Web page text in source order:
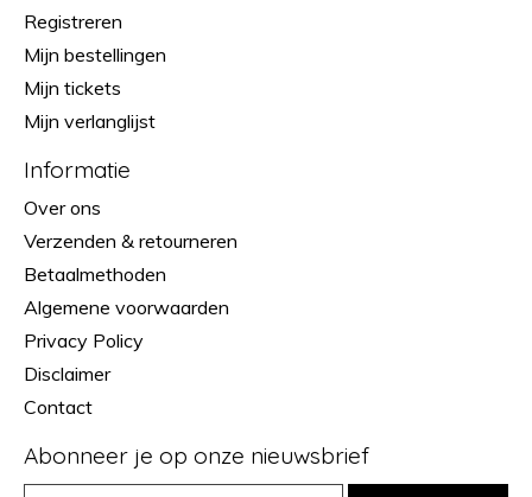
Registreren
Mijn bestellingen
Mijn tickets
Mijn verlanglijst
Informatie
Over ons
Verzenden & retourneren
Betaalmethoden
Algemene voorwaarden
Privacy Policy
Disclaimer
Contact
Abonneer je op onze nieuwsbrief